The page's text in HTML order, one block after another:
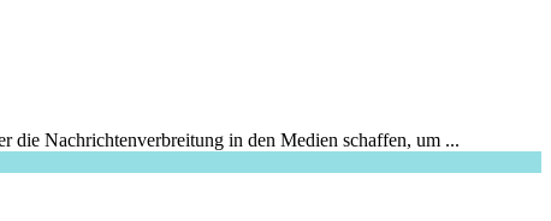
die Nachrichtenverbreitung in den Medien schaffen, um ...